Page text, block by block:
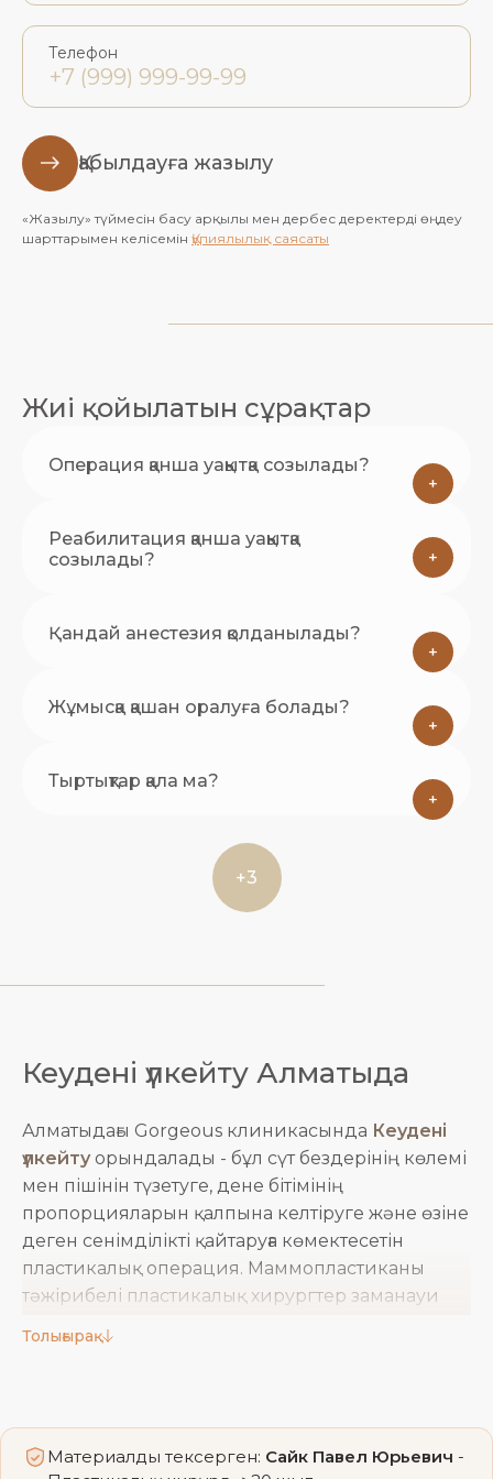
Телефон
Қабылдауға жазылу
«Жазылу» түймесін басу арқылы мен дербес деректерді өңдеу
шарттарымен келісемін Құпиялылық саясаты
Жиі қойылатын сұрақтар
Операция қанша уақытқа созылады?
+
Реабилитация қанша уақытқа
созылады?
+
Қандай анестезия қолданылады?
+
Жұмысқа қашан оралуға болады?
+
Тыртықтар қала ма?
+
+3
Кеудені үлкейту Алматыда
Алматыдағы Gorgeous клиникасында Кеудені
үлкейтуорындалады - бұл сүт бездерінің көлемі
мен пішінін түзетуге, дене бітімінің
пропорцияларын қалпына келтіруге және өзіне
деген сенімділікті қайтаруға көмектесетін
пластикалық операция. Маммопластиканы
тәжірибелі пластикалық хирургтер заманауи
ерекшеліктері мен тілектеріне қарай шешім
Кеудені үлкейтуге арналған
Толығырақ
Материалды тексерген: Сайк Павел Юрьевич -